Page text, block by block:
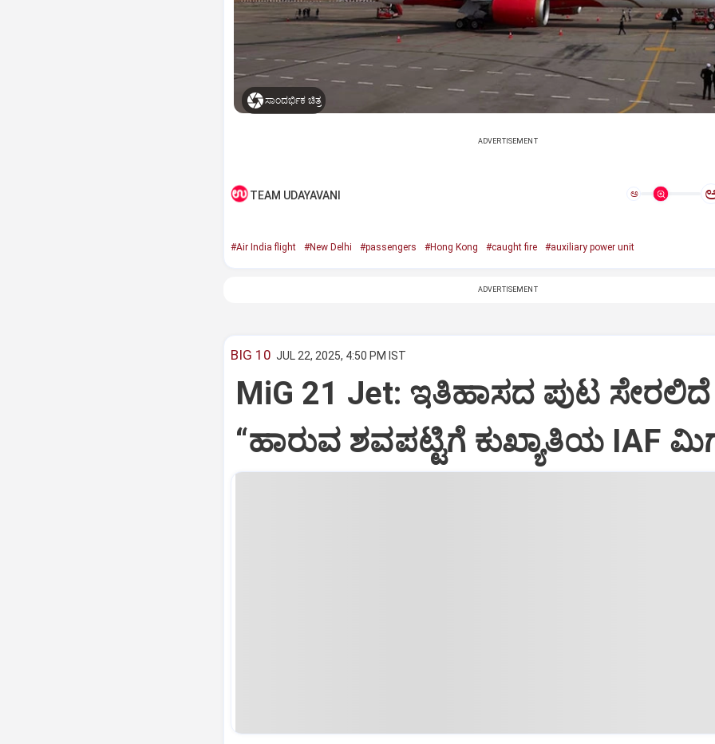
ಸಾಂದರ್ಭಿಕ ಚಿತ್ರ
ADVERTISEMENT
TEAM UDAYAVANI ಅ
#Air India flight #New Delhi #passengers #Hong Kong #caught fire #auxiliary power unit
ADVERTISEMENT
BIG 10 JUL 22, 2025, 4:50 PM IST
MiG 21 Jet: ಇತಿಹಾಸದ ಪುಟ ಸೇರಲಿದೆ
“ಹಾರುವ ಶವಪಟ್ಟಿಗೆ ಕುಖ್ಯಾತಿಯ IAF